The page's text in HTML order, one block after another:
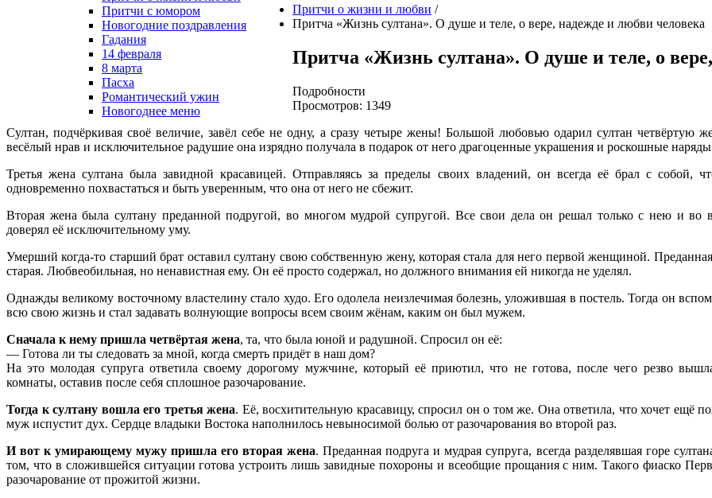
Притчи с юмором
Новогодние поздравления
Гадания
14 февраля
8 марта
Пасха
Романтический ужин
Новогоднее меню
Притчи о жизни и любви /
Притча «Жизнь султана». О душе и теле, о вере, надежде и любви человека
Притча «Жизнь султана». О душе и теле, о
Подробности
Просмотров: 1349
Султан, подчёркивая своё величие, завёл себе не одну, а сразу четыре жены! Большой любовью одарил султан
весёлый нрав и исключительное радушие она изрядно получала в подарок от него драгоценные украшения и роскошные
Третья жена султана была завидной красавицей. Отправляясь за пределы своих владений, он всегда её брал с собой,
одновременно похвастаться и быть уверенным, что она от него не сбежит.
Вторая жена была султану преданной подругой, во многом мудрой супругой. Все свои дела он решал только с нею и во
доверял её исключительному уму.
Умерший когда-то старший брат оставил султану свою собственную жену, которая стала для него первой женщиной.
старая. Любвеобильная, но ненавистная ему. Он её просто содержал, но должного внимания ей никогда не уделял.
Однажды великому восточному властелину стало худо. Его одолела неизлечимая болезнь, уложившая в постель. Тогда он
всю свою жизнь и стал задавать волнующие вопросы всем своим жёнам, каким он был мужем.
Сначала к нему пришла четвёртая жена, та, что была юной и радушной. Спросил он её:
— Готова ли ты следовать за мной, когда смерть придёт в наш дом?
На это молодая супруга ответила своему дорогому мужчине, который её приютил, что не готова, после чего резво
комнаты, оставив после себя сплошное разочарование.
Тогда к султану вошла его третья жена. Её, восхитительную красавицу, спросил он о том же. Она ответила, что хочет ещё
муж испустит дух. Сердце владыки Востока наполнилось невыносимой болью от разочарования во второй раз.
И вот к умирающему мужу пришла его вторая жена. Преданная подруга и мудрая супруга, всегда разделявшая горе
том, что в сложившейся ситуации готова устроить лишь завидные похороны и всеобщие прощания с ним. Такого фиаско
разочарование от прожитой жизни.